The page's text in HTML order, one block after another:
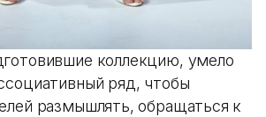
коллекцию, умело
ряд, чтобы
размышлять, обращаться к